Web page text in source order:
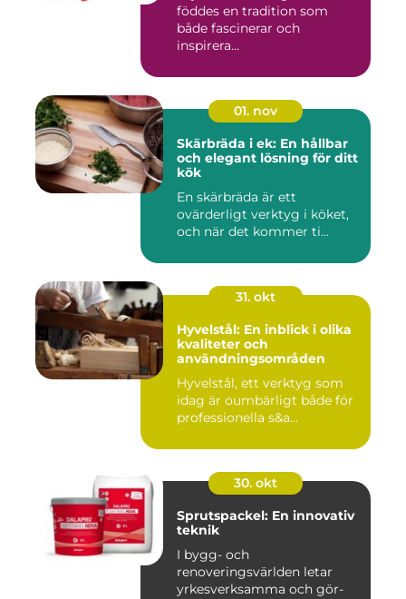
föddes en tradition som
både fascinerar och
inspirera...
01. nov
Skärbräda i ek: En hållbar
och elegant lösning för ditt
kök
En skärbräda är ett
ovärderligt verktyg i köket,
och när det kommer ti...
31. okt
Hyvelstål: En inblick i olika
kvaliteter och
användningsområden
Hyvelstål, ett verktyg som
idag är oumbärligt både för
professionella s&a...
30. okt
Sprutspackel: En innovativ
teknik
I bygg- och
renoveringsvärlden letar
yrkesverksamma och gör-